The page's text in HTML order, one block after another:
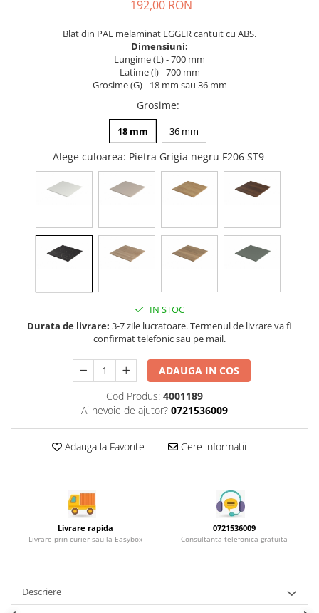
Sisteme pentru usi pliante
Bari pentru haine
Accesorii pentru compartimentare
Organizatoare sertare
Orga-Line - Blum
Suruburi, coltare, elemente de
imbinare
Lamele si cepi de lemn
Rotile mobilier
Scurgatoare pentru vase
Scule si unelte
Cosuri Jolly si coloane
192,00 RON
Blat din PAL melaminat EGGER cantuit cu ABS.
Dimensiuni:
Lungime (L) - 700 mm
Latime (l) - 700 mm
Grosime (G) - 18 mm sau 36 mm
Grosime:
18 mm 36 mm
Alege culoarea: Pietra Grigia negru F206 ST9
IN STOC
Durata de livrare: 3-7 zile lucratoare. Termenul de livrare va fi
confirmat telefonic sau pe mail.
ADAUGA IN COS
Cod Produs: 4001189
Ai nevoie de ajutor? 0721536009
Adauga la Favorite Cere informatii
Livrare rapida
Livrare prin curier sau la Easybox
0721536009
Consultanta telefonica gratuita
Descriere